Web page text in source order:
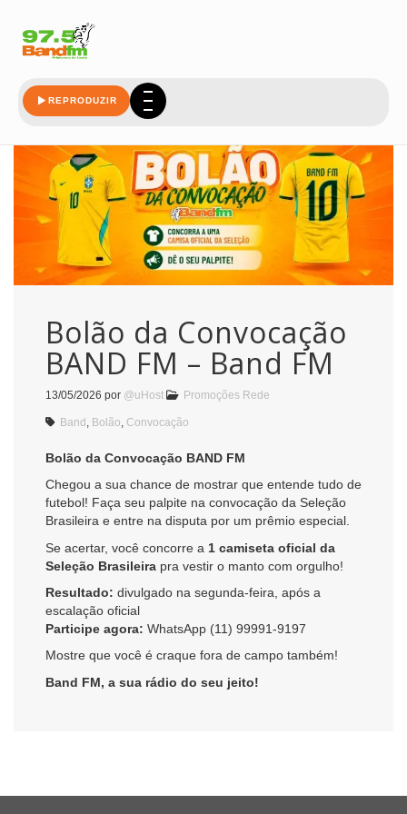
REPRODUZIR
Bolão da Convocação
BAND FM – Band FM
13/05/2026 por @uHost Promoções Rede
Band , Bolão, Convocação
Bolão da Convocação BAND FM
Chegou a sua chance de mostrar que entende tudo de
futebol! Faça seu palpite na convocação da Seleção
Brasileira e entre na disputa por um prêmio especial.
Se acertar, você concorre a 1 camiseta oficial da
Seleção Brasileira pra vestir o manto com orgulho!
Resultado: divulgado na segunda-feira, após a
escalação oficial
Participe agora: WhatsApp (11) 99991-9197
Mostre que você é craque fora de campo também!
Band FM, a sua rádio do seu jeito!